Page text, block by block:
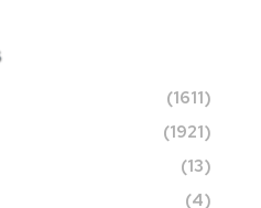
(1611)
(1921)
(13)
(4)